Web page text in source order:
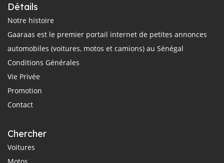
Détails
Notre histoire
Gaaraas est le premier portail internet de petites annonces
automobiles (voitures, motos et camions) au Sénégal
Conditions Générales
Vie Privée
Promotion
Contact
Chercher
Voitures
Motos